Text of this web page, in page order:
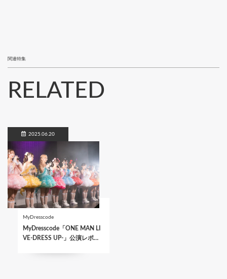
関連特集
RELATED
2025.06.20
MyDresscode
MyDresscode「ONE MAN LI
VE-DRESS UP-」公演レポ…